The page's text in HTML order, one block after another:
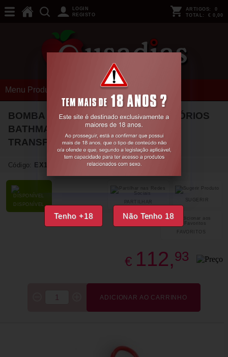
Tenho +18 Não Tenho 18
LOGIN
REGISTO
ARTIGOS: 0
TOTAL: € 0,00
Menu Produtos
BOMBA PARA O PÉNIS COM ACESSÓRIOS
BATHMATE HYDROXTREME 3
TRANSPARENTE
Código: EX16547
DISPONÍVEL
SUGERIR
PARTILHAR
FAVORITOS
€ 112,93
ADICIONAR AO CARRINHO